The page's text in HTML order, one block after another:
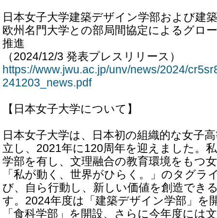
日本女子大学建築デザイン学部および建
欧州名門大学との部局間協定によるグロ
推進
（2024/12/3 発表プレスリリース）
https://www.jwu.ac.jp/unv/news/2024/
241203_news.pdf
【日本女子大学について】
日本女子大学は、日本初の組織的な女子
立し、2021年に120周年を迎えました。
学部を有し、文理融合の教育環境をもつ
「私が動く、世界がひらく。」のタグラ
び、自ら行動し、新しい価値を創造でき
す。2024年度は「建築デザイン学部」を
「食科学部」を開設、さらに今年度には